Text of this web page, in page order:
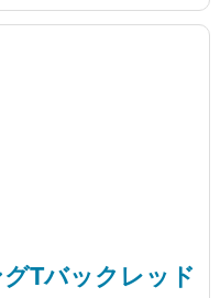
Tバックレッド